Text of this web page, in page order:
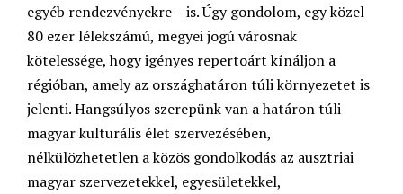
egyéb rendezvényekre – is. Úgy gondolom, egy közel
80 ezer lélekszámú, megyei jogú városnak
kötelessége, hogy igényes repertoárt kínáljon a
régióban, amely az országhatáron túli környezetet is
jelenti. Hangsúlyos szerepünk van a határon túli
magyar kulturális élet szervezésében,
nélkülözhetetlen a közös gondolkodás az ausztriai
magyar szervezetekkel, egyesületekkel,